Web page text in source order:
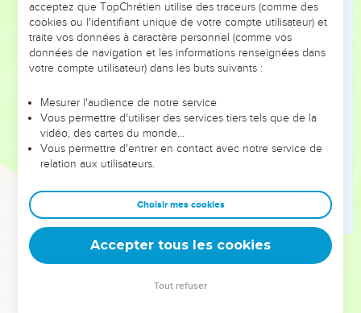
Si mon père et ma mère devaient m’abandonner, l’Eternel
me recueillerait.
Enseigne-moi la voie que tu veux que je suive, ô Eternel,
et conduis-moi par un sentier égal, puisque mes ennemis me
guettent.
Ne m’abandonne pas aux projets de mes adversaires
lorsque de faux témoins se dressent contre moi, respirant la
violence.
l’amour de l’Eternel au pays des vivants ?
Attends-toi donc à l’Eternel ! Sois fort ! Affermis ton
courage ! Oui, attends-toi à l’Eternel !
La Bible Du Semeur Copyright © 1992, 1999 by Biblica, Inc.® Used by permission.
acceptez que TopChrétien utilise des traceurs (comme des
cookies ou l'identifiant unique de votre compte utilisateur) et
traite vos données à caractère personnel (comme vos
données de navigation et les informations renseignées dans
votre compte utilisateur) dans les buts suivants :
Mesurer l'audience de notre service
Vous permettre d'utiliser des services tiers tels que de la
vidéo, des cartes du monde…
Vous permettre d'entrer en contact avec notre service de
relation aux utilisateurs.
Choisir mes cookies
Accepter tous les cookies
Tout refuser